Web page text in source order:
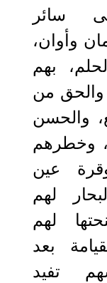
سائر
وأوان،
بهم
والحق من
والحسن
وخطرهم
عين
لهم
لهم
بعد
تفيد